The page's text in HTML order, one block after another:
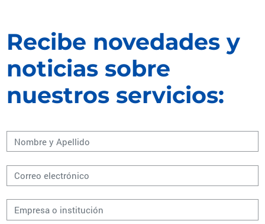
Recibe novedades y
noticias sobre
nuestros servicios: